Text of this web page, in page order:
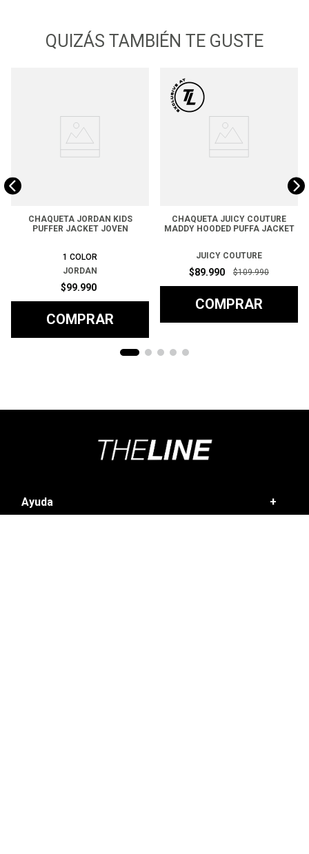
QUIZÁS TAMBIÉN TE GUSTE
CHAQUETA JORDAN KIDS
PUFFER JACKET JOVEN
1 COLOR
JORDAN
$99.990
COMPRAR
CHAQUETA JUICY COUTURE
MADDY HOODED PUFFA JACKET
JUICY COUTURE
$89.990 $109.990
COMPRAR
Ayuda +